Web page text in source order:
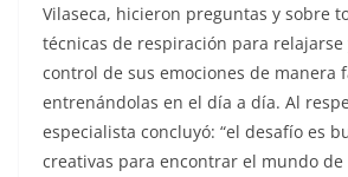
Vilaseca, hicieron preguntas y sobre
técnicas de respiración para
control de sus emociones de manera
entrenándolas en el día a día. Al
especialista concluyó: “el desafío es
creativas para encontrar el mundo